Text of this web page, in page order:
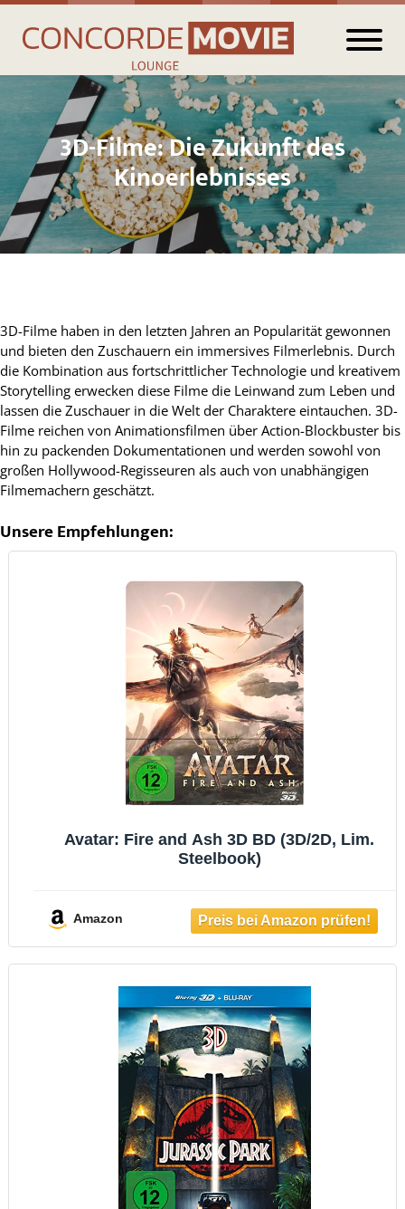
3D-Filme: Die Zukunft des
Kinoerlebnisses
3D-Filme haben in den letzten Jahren an Popularität gewonnen
und bieten den Zuschauern ein immersives Filmerlebnis. Durch
die Kombination aus fortschrittlicher Technologie und kreativem
Storytelling erwecken diese Filme die Leinwand zum Leben und
lassen die Zuschauer in die Welt der Charaktere eintauchen. 3D-
Filme reichen von Animationsfilmen über Action-Blockbuster bis
hin zu packenden Dokumentationen und werden sowohl von
großen Hollywood-Regisseuren als auch von unabhängigen
Filmemachern geschätzt.
Unsere Empfehlungen:
Avatar: Fire and Ash 3D BD (3D/2D, Lim.
Steelbook)
Amazon